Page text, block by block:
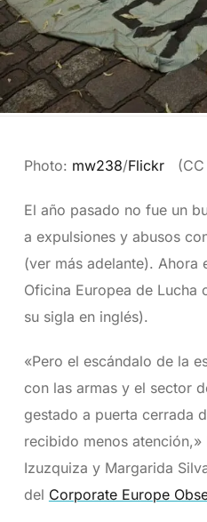
Photo: mw238/Flickr
El año pasado no fue un
a expulsiones y abusos
(ver más adelante). Ahora
Oficina Europea de Lucha
su sigla en inglés).
«Pero el escándalo de la
con las armas y el sector
gestado a puerta cerrada
recibido menos
Izuzquiza y Margarida
del Corporate Europe